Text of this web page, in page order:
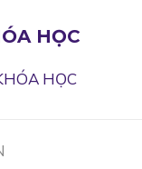
HỌC
HỌC